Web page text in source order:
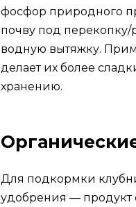
фосфор природного
почву под перекопку/
водную вытяжку.
делает их более
хранению.
Для подкормки
удобрения — продукт